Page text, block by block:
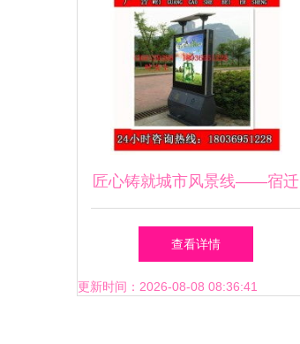
匠心铸就城市风景线——宿迁
市伟博广告制品厂助力品牌升
级之道
查看详情
更新时间：2026-08-08 08:36:41